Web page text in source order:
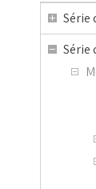
Série
Série